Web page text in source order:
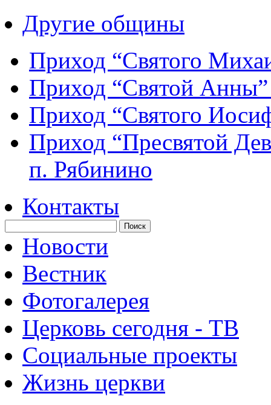
Другие общины
Приход “Святого
Приход “Святой
Приход “Святого
Приход “Пресвятой
п. Рябинино
Контакты
Новости
Вестник
Фотогалерея
Церковь сегодня - ТВ
Социальные проекты
Жизнь церкви